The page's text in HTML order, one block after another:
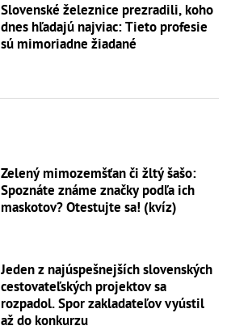
Slovenské železnice prezradili, koho
dnes hľadajú najviac: Tieto profesie
sú mimoriadne žiadané
Zelený mimozemšťan či žltý šašo:
Spoznáte známe značky podľa ich
maskotov? Otestujte sa! (kvíz)
Jeden z najúspešnejších slovenských
cestovateľských projektov sa
rozpadol. Spor zakladateľov vyústil
až do konkurzu